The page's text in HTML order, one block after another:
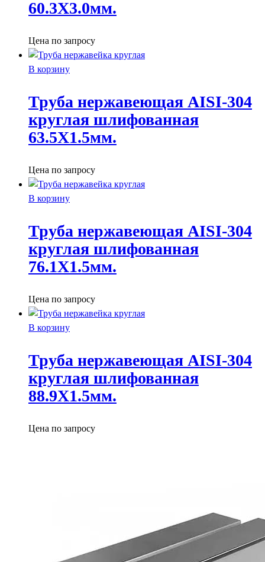
60.3X3.0мм.
Цена по запросу
В корзину
Труба нержавеющая AISI-304
круглая шлифованная
63.5X1.5мм.
Цена по запросу
В корзину
Труба нержавеющая AISI-304
круглая шлифованная
76.1X1.5мм.
Цена по запросу
В корзину
Труба нержавеющая AISI-304
круглая шлифованная
88.9X1.5мм.
Цена по запросу